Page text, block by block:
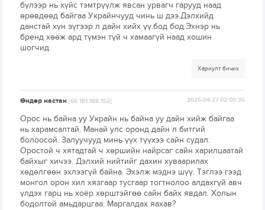
бүлээр нь хүйс тэмтрүүлж явсан урвагч гарууд наад
өрөвдөөд байгаа Украйнчууд чинь ш дээ.Дэлхийд
данстай хүн зүгээр л дайн хийх үү.бод бод.Эхнэр нь
брeнд хөөж ард түмэн түй ч хамаагүй наад хошин
шогчид.
Хариулт бичих
Өндөр настан[66.181.188.152] 2025-04-27 02:00:35
Орос нь байна уу Украйн нь байна уу дайн хийж байгаа
нь харамсалтай. Манай улс оронд дайн л битгий
болоосой. Залуучууд минь үүх түүхээ сайн судал.
Оростой ч хятадтай ч хөршийн найрсаг сайн харилцаатай
байхыг хичээ. Дэлхий нийтийг дахин хуваарилах
хөдөлгөөн эхлээгүй байна. Эхэлж мэднэ шүү. Тэглээ гээд
монгол орон хил хязгаар тусгаар тогтнолоо алдахгүй авч
үлдэх гарц нь хоёр хөрштэйгөө сайн байх явдал. Холын
бодолтой амьдарцгаа. Маргалдах яахав?